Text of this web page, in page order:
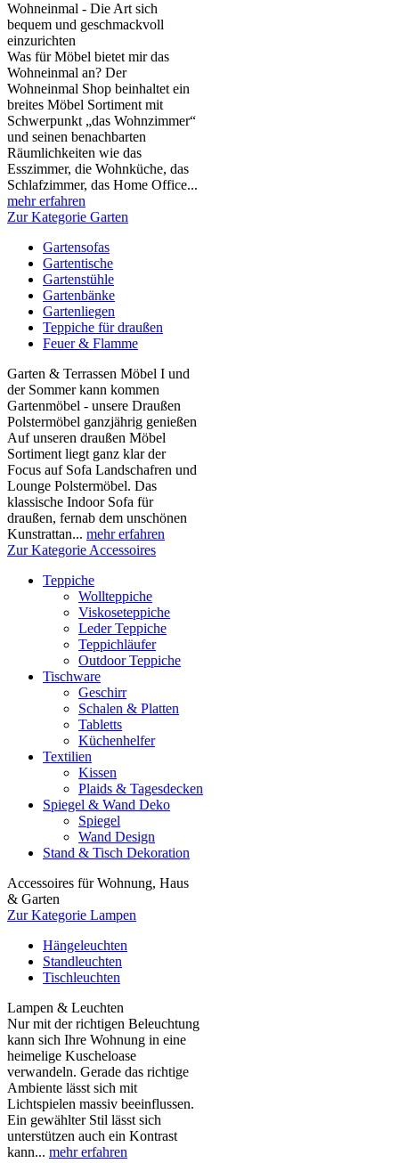
Wohneinmal - Die Art sich
bequem und geschmackvoll
einzurichten
Was für Möbel bietet mir das
Wohneinmal an? Der
Wohneinmal Shop beinhaltet ein
breites Möbel Sortiment mit
Schwerpunkt „das Wohnzimmer“
und seinen benachbarten
Räumlichkeiten wie das
Esszimmer, die Wohnküche, das
Schlafzimmer, das Home Office...
mehr erfahren
Zur Kategorie Garten
Gartensofas
Gartentische
Gartenstühle
Gartenbänke
Gartenliegen
Teppiche für draußen
Feuer & Flamme
Garten & Terrassen Möbel I und
der Sommer kann kommen
Gartenmöbel - unsere Draußen
Polstermöbel ganzjährig genießen
Auf unseren draußen Möbel
Sortiment liegt ganz klar der
Focus auf Sofa Landschafren und
Lounge Polstermöbel. Das
klassische Indoor Sofa für
draußen, fernab dem unschönen
Kunstrattan... mehr erfahren
Zur Kategorie Accessoires
Teppiche
Wollteppiche
Viskoseteppiche
Leder Teppiche
Teppichläufer
Outdoor Teppiche
Tischware
Geschirr
Schalen & Platten
Tabletts
Küchenhelfer
Textilien
Kissen
Plaids & Tagesdecken
Spiegel & Wand Deko
Spiegel
Wand Design
Stand & Tisch Dekoration
Accessoires für Wohnung, Haus
& Garten
Zur Kategorie Lampen
Hängeleuchten
Standleuchten
Tischleuchten
Lampen & Leuchten
Nur mit der richtigen Beleuchtung
kann sich Ihre Wohnung in eine
heimelige Kuscheloase
verwandeln. Gerade das richtige
Ambiente lässt sich mit
Lichtspielen massiv beeinflussen.
Ein gewählter Stil lässt sich
unterstützen auch ein Kontrast
kann... mehr erfahren